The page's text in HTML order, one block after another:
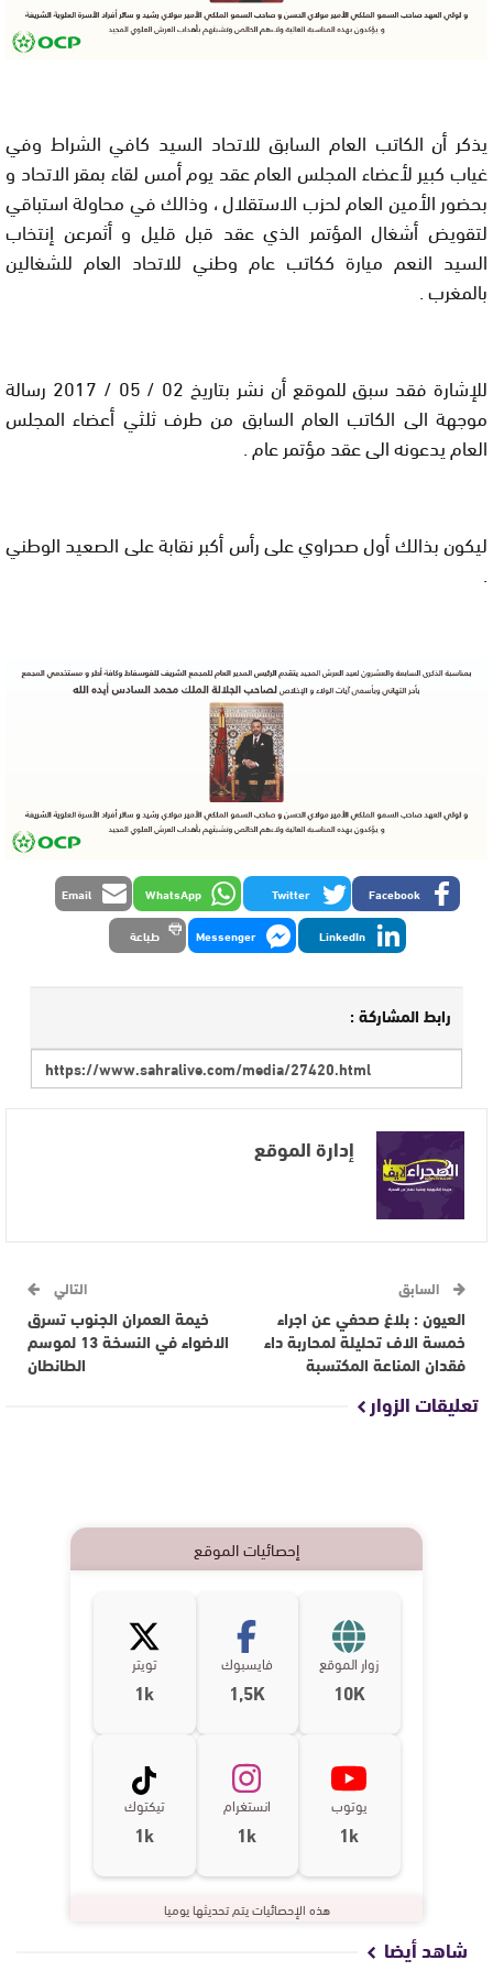
يذكر أن الكاتب العام السابق للاتحاد السيد كافي الشراط وفي
غياب كبير لأعضاء المجلس العام عقد يوم أمس لقاء بمقر الاتحاد و
بحضور الأمين العام لحزب الاستقلال ، وذالك في محاولة استباقي
لتقويض أشغال المؤتمر الذي عقد قبل قليل و أثمرعن إنتخاب
السيد النعم ميارة ككاتب عام وطني للاتحاد العام للشغالين
بالمغرب .
للإشارة فقد سبق للموقع أن نشر بتاريخ 02 / 05 / 2017 رسالة
موجهة الى الكاتب العام السابق من طرف ثلثي أعضاء المجلس
العام يدعونه الى عقد مؤتمر عام .
ليكون بذالك أول صحراوي على رأس أكبر نقابة على الصعيد الوطني
.
Facebook
Twitter
WhatsApp
Email
LinkedIn
Messenger طباعة
رابط المشاركة :
إدارة الموقع
السابق
العيون : بلاغ صحفي عن اجراء
خمسة الاف تحليلة لمحاربة داء
فقدان المناعة المكتسبة
التالي
خيمة العمران الجنوب تسرق
الاضواء في النسخة 13 لموسم
الطانطان
تعليقات الزوار
إحصائيات الموقع
زوار الموقع
10K
فايسبوك
1,5K
تويتر
1k
يوتوب
1k
انستغرام
1k
تيكتوك
1k
هذه الإحصائيات يتم تحديثها يوميا
شاهد أيضا